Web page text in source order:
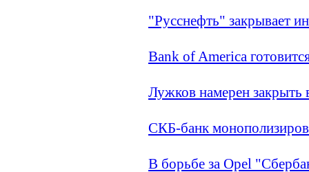
"Русснефть" закрывает
Bank of America
Лужков намерен
СКБ-банк
В борьбе за Opel